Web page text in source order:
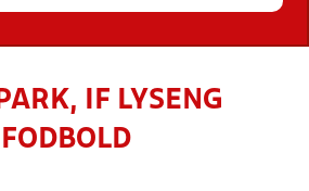
IF LYSENG
FODBOLD